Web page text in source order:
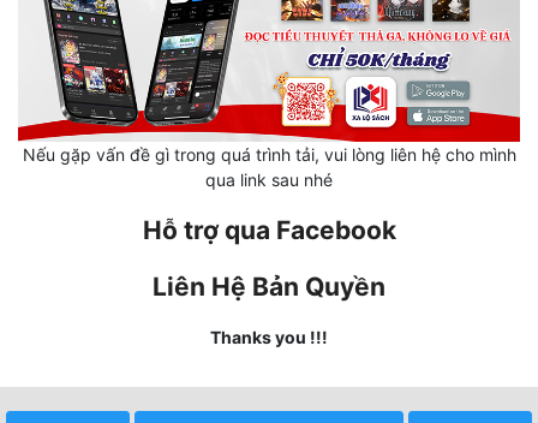
Làm Giàu
Lịch Sử
Mưu Mô
Mạt Thế
Nữ Phụ
Nếu gặp vấn đề gì trong quá trình tải, vui lòng liên hệ cho mình
qua link sau nhé
Hỗ trợ qua Facebook
Liên Hệ Bản Quyền
Thanks you !!!